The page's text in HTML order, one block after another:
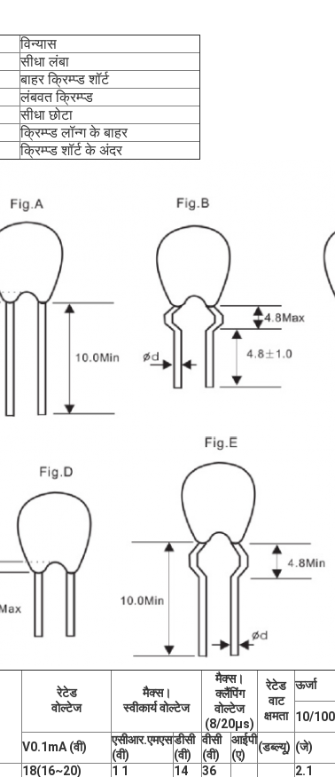
विन्यास
सीधा लंबा
बाहर क्रिम्प्ड शॉर्ट
लंबवत क्रिम्प्ड
सीधा छोटा
क्रिम्प्ड लॉन्ग के बाहर
क्रिम्प्ड शॉर्ट के अंदर
रेटेड
वोल्टेज
मैक्स।
स्वीकार्य वोल्टेज
मैक्स।
क्लैंपिंग
वोल्टेज
(8/20μs)
रेटेड
वाट
क्षमता
ऊर्जा
10/
V0.1mA (वी)
एसीआर.एमएस
(वी)
डीसी
(वी)
वीसी
(वी)
आईपी
​​(ए)
(डब्ल्यू) (जे)
18(16~20) 1 1 14 36 2.1